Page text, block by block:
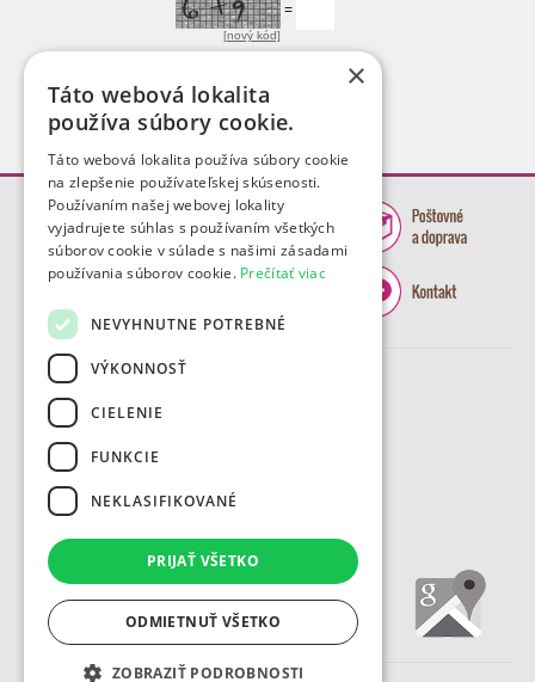
[nový kód]
=
×
Táto webová lokalita
používa súbory cookie.
Táto webová lokalita používa súbory cookie
na zlepšenie používateľskej skúsenosti.
Používaním našej webovej lokality
vyjadrujete súhlas s používaním všetkých
súborov cookie v súlade s našimi zásadami
používania súborov cookie. Prečítať viac
NEVYHNUTNE POTREBNÉ
VÝKONNOSŤ
CIELENIE
FUNKCIE
NEKLASIFIKOVANÉ
PRIJAŤ VŠETKO
ODMIETNUŤ VŠETKO
ZOBRAZIŤ PODROBNOSTI